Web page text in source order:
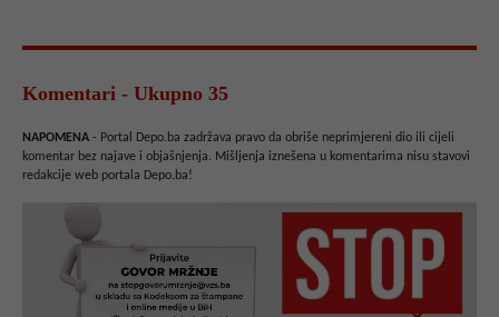
Komentari - Ukupno 35
NAPOMENA - Portal Depo.ba zadržava pravo da obriše neprimjereni dio ili cijeli
komentar bez najave i objašnjenja. Mišljenja iznešena u komentarima nisu stavovi
redakcije web portala Depo.ba!